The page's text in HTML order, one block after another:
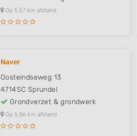
Op 5,57 km afstand
Naver
Oosteindseweg 13
4714SC Sprundel
Grondverzet & grondwerk
Op 5,86 km afstand